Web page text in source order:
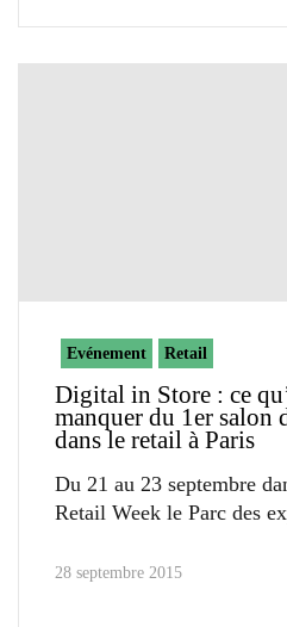
Evénement Retail
Digital in Store : ce
manquer du 1er salon
dans le retail à Paris
Du 21 au 23 septembre
Retail Week le Parc des
28 septembre 2015